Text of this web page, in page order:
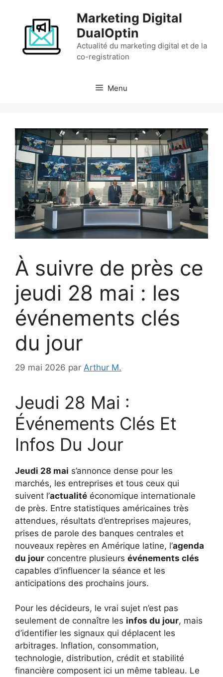
contenu
Marketing Digital
DualOptin
Actualité du marketing digital et de la
co-registration
Menu
À suivre de près ce
jeudi 28 mai : les
événements clés
du jour
29 mai 2026 par Arthur M.
Jeudi 28 Mai :
Événements Clés Et
Infos Du Jour
Jeudi 28 mai s’annonce dense pour les
marchés, les entreprises et tous ceux qui
suivent l’actualité économique internationale
de près. Entre statistiques américaines très
attendues, résultats d’entreprises majeures,
prises de parole des banques centrales et
nouveaux repères en Amérique latine, l’agenda
du jour concentre plusieurs événements clés
capables d’influencer la séance et les
anticipations des prochains jours.
Pour les décideurs, le vrai sujet n’est pas
seulement de connaître les infos du jour, mais
d’identifier les signaux qui déplacent les
arbitrages. Inflation, consommation,
technologie, distribution, crédit et stabilité
financière composent ici un même tableau. Le